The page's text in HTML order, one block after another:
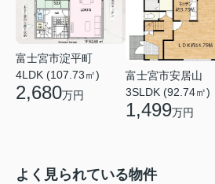
富士宮市淀平町
4LDK (107.73㎡)
2,680万円
富士宮市安居山
3SLDK (92.74㎡)
1,499万円
よく見られている物件